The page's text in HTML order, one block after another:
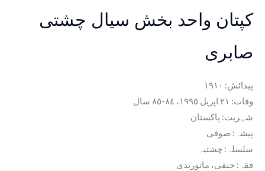
کپتان واحد بخش سیال چشتی
صابری
پیدائش: ١٩١٠
وفات: ٢١ اپریل ١٩٩٥، ٨٤-٨٥ سال
شہریت: پاکستان
پیشہ: صوفی
سلسلہ: چشتیہ
فقہ: حنفی، ماتوریدی